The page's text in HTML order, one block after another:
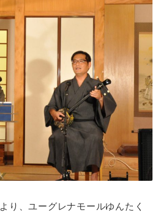
り、ユーグレナモールゆんたく